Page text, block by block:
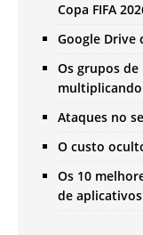
Copa FIFA
Google Drive
Os grupos
multiplicando
Ataques no
O custo
Os 10
de